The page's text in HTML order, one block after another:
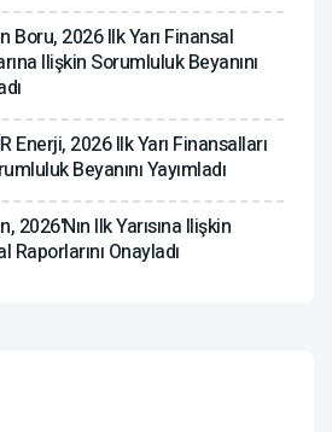
Boru, 2026 Ilk Yarı Finansal
Ilişkin Sorumluluk Beyanını
Enerji, 2026 Ilk Yarı Finansalları
Beyanını Yayımladı
2026'nın Ilk Yarısına Ilişkin
Raporlarını Onayladı